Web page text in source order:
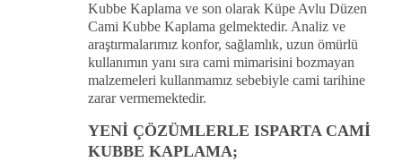
Kubbe Kaplama ve son olarak Küpe Avlu Düzen
Cami Kubbe Kaplama gelmektedir. Analiz ve
araştırmalarımız konfor, sağlamlık, uzun ömürlü
kullanımın yanı sıra cami mimarisini bozmayan
malzemeleri kullanmamız sebebiyle cami tarihine
zarar vermemektedir.
YENİ ÇÖZÜMLERLE ISPARTA CAMİ
KUBBE KAPLAMA;